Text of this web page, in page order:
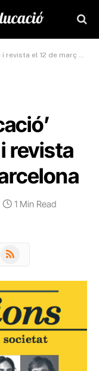
el 12 de març a Barcelona
revista
1 Min Read
RSS